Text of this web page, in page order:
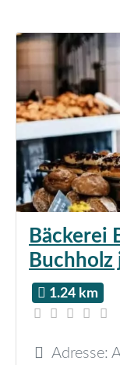
Bäckerei
Buchholz
1.24 km
Adresse: